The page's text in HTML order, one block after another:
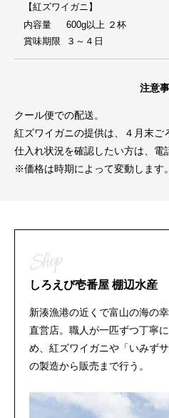
【紅ズワイガニ】
内容量
600g以上 ２杯
賞味期限
３～４日
注意
クール便での配送。
紅ズワイガニの提供は、４月末ご
仕入れ状況を確認したい方は、電
※価格は時期によって変動します。
しろえび壱番屋 棚辺水産
新湊漁港の近くで富山の海の
直営店。職人が一匹ずつ丁寧
め、紅ズワイガニや「いみず
の製造から販売まで行う。